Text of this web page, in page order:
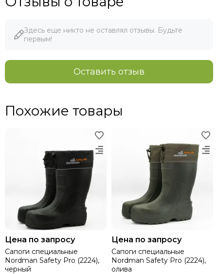
Здесь еще никто не оставлял отзывы. Будьте
первым!
Оставить отзыв
Похожие товары
Цена по запросу
Сапоги специальные
Nordman Safety Pro (2224),
черный
Цена по запросу
Сапоги специальные
Nordman Safety Pro (2224),
олива